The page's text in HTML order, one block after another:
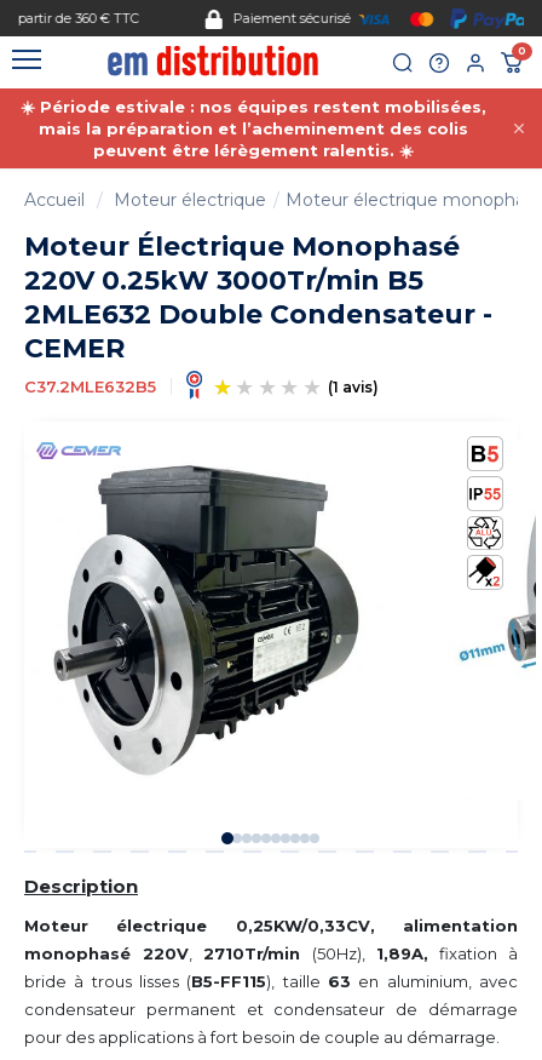
Paiement sécurisé
0
☀️ Période estivale : nos équipes restent mobilisées,
mais la préparation et l’acheminement des colis
peuvent être lérègement ralentis. ☀️
Accueil Moteur électrique Moteur électrique
Moteur Électrique Monophasé
220V 0.25kW 3000Tr/min B5
2MLE632 Double Condensateur -
CEMER
C37.2MLE632B5
Description
Moteur électrique 0,25KW/0,33CV, alimentation
monophasé 220V ,2710Tr/min (50Hz), 1,89A, fixation à
bride à trous lisses (B5-FF115), taille 63 en aluminium, avec
condensateur permanent et condensateur de démarrage
pour des applications à fort besoin de couple au démarrage.
Gestion des cookies